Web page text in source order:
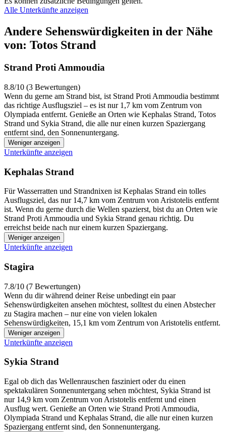
Alle Unterkünfte anzeigen
Andere Sehenswürdigkeiten in der Nähe
von: Totos Strand
Strand Proti Ammoudia
8.8/10 (3 Bewertungen)
Wenn du gerne am Strand bist, ist Strand Proti Ammoudia bestimmt
das richtige Ausflugsziel – es ist nur 1,7 km vom Zentrum von
Olympiada entfernt. Genieße an Orten wie Kephalas Strand, Totos
Strand und Sykia Strand, die alle nur einen kurzen Spaziergang
entfernt sind, den Sonnenuntergang.
Weniger anzeigen
Unterkünfte anzeigen
Kephalas Strand
Für Wasserratten und Strandnixen ist Kephalas Strand ein tolles
Ausflugsziel, das nur 14,7 km vom Zentrum von Aristotelis entfernt
ist. Wenn du gerne durch die Wellen spazierst, bist du an Orten wie
Strand Proti Ammoudia und Sykia Strand genau richtig. Du
erreichst beide nach nur einem kurzen Spaziergang.
Weniger anzeigen
Unterkünfte anzeigen
Stagira
7.8/10 (7 Bewertungen)
Wenn du dir während deiner Reise unbedingt ein paar
Sehenswürdigkeiten ansehen möchtest, solltest du einen Abstecher
zu Stagira machen – nur eine von vielen lokalen
Sehenswürdigkeiten, 15,1 km vom Zentrum von Aristotelis entfernt.
Weniger anzeigen
Unterkünfte anzeigen
Sykia Strand
Egal ob dich das Wellenrauschen fasziniert oder du einen
spektakulären Sonnenuntergang sehen möchtest, Sykia Strand ist
nur 14,9 km vom Zentrum von Aristotelis entfernt und einen
Ausflug wert. Genieße an Orten wie Strand Proti Ammoudia,
Olympiada Strand und Kephalas Strand, die alle nur einen kurzen
Spaziergang entfernt sind, den Sonnenuntergang.